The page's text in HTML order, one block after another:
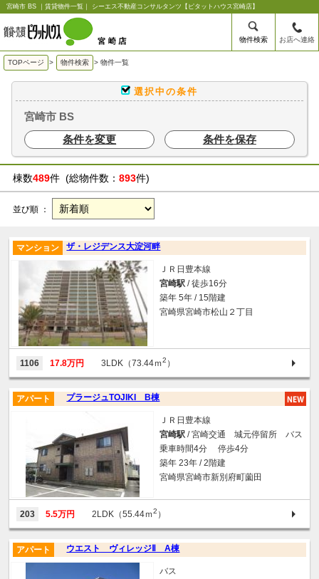
宮崎市 BS ｜賃貸物件一覧｜ シーエス不動産コンサルタンツ【ピタットハウス宮崎店】
物件検索 お店へ連絡
TOPページ > 物件検索 > 物件一覧
選択中の条件
宮崎市 BS
条件を変更
条件を保存
棟数489件 (総物件数： 893件)
並び順 ：
ザ・レジデンス大淀河畔
マンション
ＪＲ日豊本線
宮崎駅 / 徒歩16分
築年 5年 / 15階建
宮崎県宮崎市松山２丁目
1106 17.8万円 3LDK（73.44ｍ2 ）
プラージュTOJIKI B棟
アパート
ＪＲ日豊本線
宮崎駅 / 宮崎交通 城元停留所 バス
乗車時間4分 停歩4分
築年 23年 / 2階建
宮崎県宮崎市新別府町薗田
203 5.5万円 2LDK（55.44ｍ2 ）
ウエスト ヴィレッジⅡ A棟
アパート
バス